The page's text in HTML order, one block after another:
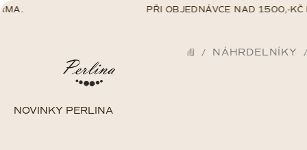
Přejít
PŘI OBJEDNÁVCE NAD 1500,-KČ
NOVINKY PERLINA
DOMŮ
/ NÁHRDELNÍKY /